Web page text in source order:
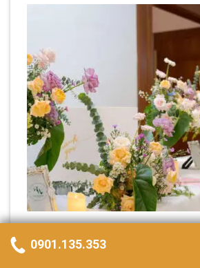
0901.135.353